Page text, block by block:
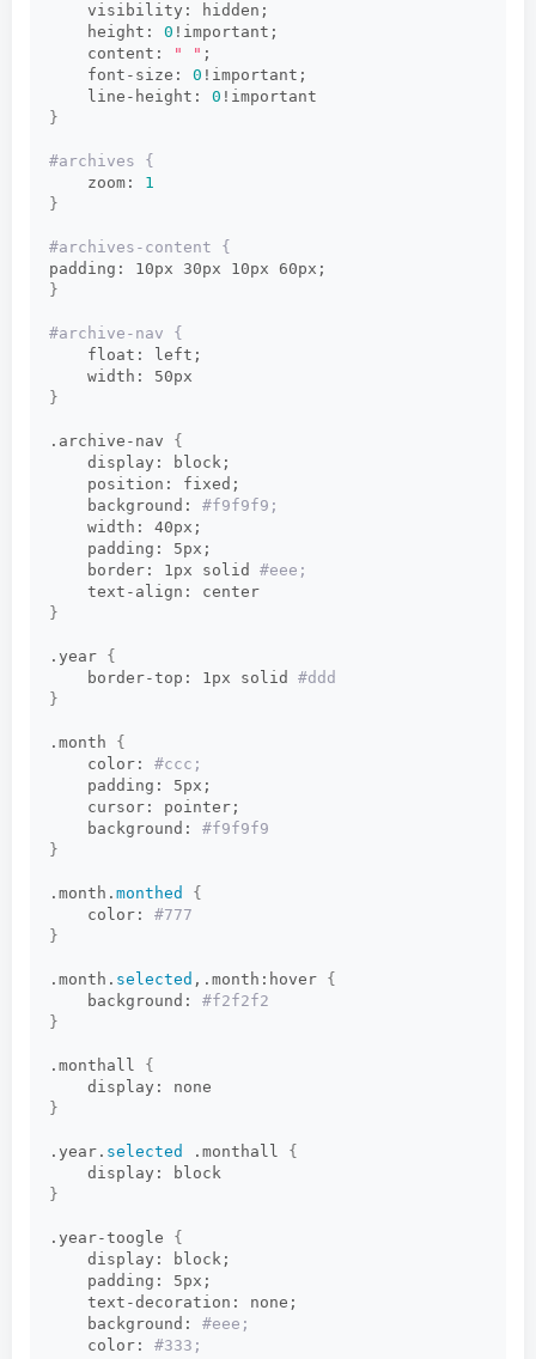
    visibility: hidden;
    height:
0 !important;
    content:
" " ;
    font-size:
0 !important;
    line-height:
0 !important
}
#archives {
    zoom:
1
}
#archives-content {
padding: 10px 30px 10px 60px;
}
#archive-nav {
    float: left;
    width: 50px
}
.archive-nav {
    display: block;
    position: fixed;
    background:
#f9f9f9;
    width: 40px;
    padding: 5px;
    border: 1px solid
#eee;
    text-align: center
}
.year {
    border-top: 1px solid
#ddd
}
.month {
    color:
#ccc;
    padding: 5px;
    cursor: pointer;
    background:
#f9f9f9
}
.month. monthed
{
    color:
#777
}
.month. selected ,.month:hover {
    background:
#f2f2f2
}
.monthall {
    display: none
}
.year. selected .monthall {
    display: block
}
.year-toogle {
    display: block;
    padding: 5px;
    text-decoration: none;
    background:
#eee;
    color:
#333;